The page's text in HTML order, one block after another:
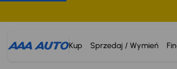
Kup Sprzedaj / Wymień
Szukam: Anuluj wszystko